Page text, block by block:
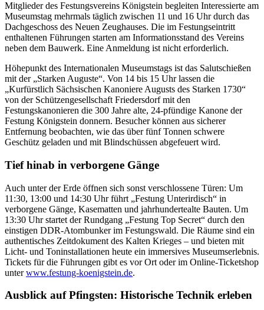
Mitglieder des Festungsvereins Königstein begleiten Interessierte am
Museumstag mehrmals täglich zwischen 11 und 16 Uhr durch das
Dachgeschoss des Neuen Zeughauses. Die im Festungseintritt
enthaltenen Führungen starten am Informationsstand des Vereins
neben dem Bauwerk. Eine Anmeldung ist nicht erforderlich.
Höhepunkt des Internationalen Museumstags ist das Salutschießen
mit der „Starken Auguste“. Von 14 bis 15 Uhr lassen die
„Kurfürstlich Sächsischen Kanoniere Augusts des Starken 1730“
von der Schützengesellschaft Friedersdorf mit den
Festungskanonieren die 300 Jahre alte, 24-pfündige Kanone der
Festung Königstein donnern. Besucher können aus sicherer
Entfernung beobachten, wie das über fünf Tonnen schwere
Geschütz geladen und mit Blindschüssen abgefeuert wird.
Tief hinab in verborgene Gänge
Auch unter der Erde öffnen sich sonst verschlossene Türen: Um
11:30, 13:00 und 14:30 Uhr führt „Festung Unterirdisch“ in
verborgene Gänge, Kasematten und jahrhundertealte Bauten. Um
13:30 Uhr startet der Rundgang „Festung Top Secret“ durch den
einstigen DDR-Atombunker im Festungswald. Die Räume sind ein
authentisches Zeitdokument des Kalten Krieges – und bieten mit
Licht- und Toninstallationen heute ein immersives Museumserlebnis.
Tickets für die Führungen gibt es vor Ort oder im Online-Ticketshop
unterwww.festung-koenigstein.de.
Ausblick auf Pfingsten: Historische Technik erleben